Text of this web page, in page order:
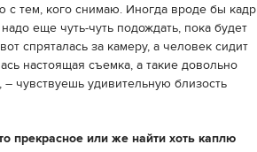
тем, кого снимаю. Иногда вроде бы кадр
еще чуть-чуть подождать, пока будет
спряталась за камеру, а человек сидит
настоящая съемка, а такие довольно
чувствуешь удивительную близость
прекрасное или же найти хоть каплю